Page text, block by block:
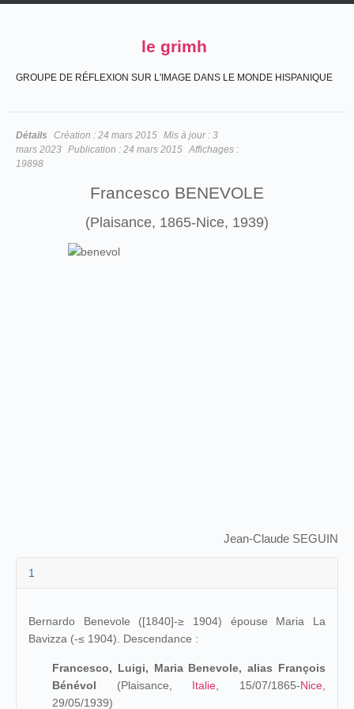
le grimh
GROUPE DE RÉFLEXION SUR L'IMAGE DANS LE MONDE HISPANIQUE
Détails Création : 24 mars 2015 Mis à jour : 3
mars 2023 Publication : 24 mars 2015 Affichages :
19898
Francesco BENEVOLE
(Plaisance, 1865-Nice, 1939)
Jean-Claude SEGUIN
1
Bernardo Benevole ([1840]-≥ 1904) épouse Maria La
Bavizza (-≤ 1904). Descendance :
Francesco, Luigi, Maria Benevole, alias François
Bénévol (Plaisance, Italie , 15/07/1865-Nice
29/05/1939)